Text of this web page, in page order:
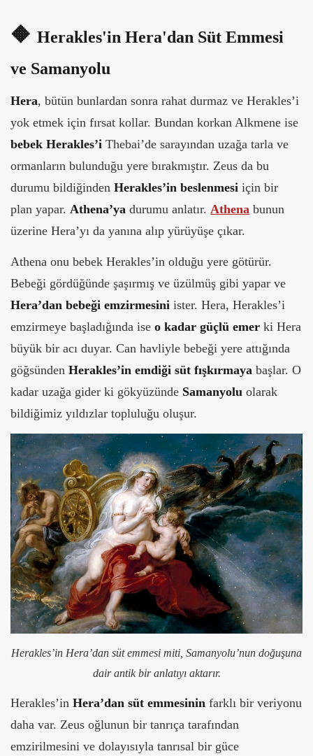
🔶 Herakles'in Hera'dan Süt Emmesi
ve Samanyolu
Hera, bütün bunlardan sonra rahat durmaz ve Herakles’i
yok etmek için fırsat kollar. Bundan korkan Alkmene ise
bebek Herakles’i Thebai’de sarayından uzağa tarla ve
ormanların bulunduğu yere bırakmıştır. Zeus da bu
durumu bildiğinden Herakles’in beslenmesi için bir
plan yapar. Athena’ya durumu anlatır. Athena bunun
üzerine Hera’yı da yanına alıp yürüyüşe çıkar.
Athena onu bebek Herakles’in olduğu yere götürür.
Bebeği gördüğünde şaşırmış ve üzülmüş gibi yapar ve
Hera’dan bebeği emzirmesini ister. Hera, Herakles’i
emzirmeye başladığında ise o kadar güçlü emer ki Hera
büyük bir acı duyar. Can havliyle bebeği yere attığında
göğsünden Herakles’in emdiği süt fışkırmaya başlar. O
kadar uzağa gider ki gökyüzünde Samanyolu olarak
bildiğimiz yıldızlar topluluğu oluşur.
Herakles’in Hera’dan süt emmesi miti, Samanyolu’nun doğuşuna
dair antik bir anlatıyı aktarır.
Herakles’in Hera’dan süt emmesinin farklı bir veriyonu
daha var. Zeus oğlunun bir tanrıça tarafından
emzirilmesini ve dolayısıyla tanrısal bir güce